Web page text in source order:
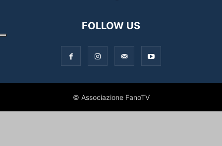
FOLLOW US
© Associazione FanoTV